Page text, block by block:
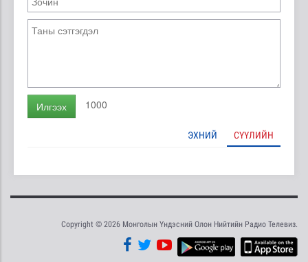
Илгээх 1000
ЭХНИЙ СҮҮЛИЙН
Copyright © 2026 Монголын Үндэсний Олон Нийтийн Радио Телевиз.